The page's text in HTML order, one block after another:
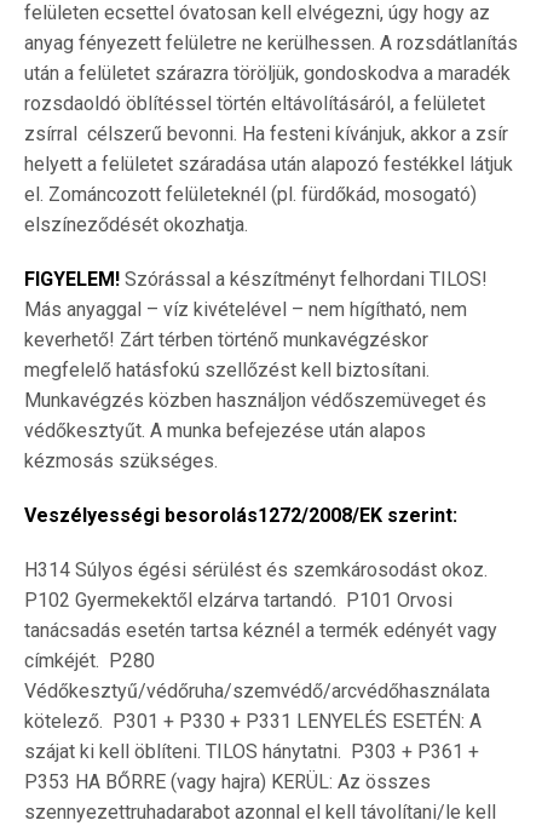
felületen ecsettel óvatosan kell elvégezni, úgy hogy az
anyag fényezett felületre ne kerülhessen. A rozsdátlanítás
után a felületet szárazra töröljük, gondoskodva a maradék
rozsdaoldó öblítéssel történ eltávolításáról, a felületet
zsírral célszerű bevonni. Ha festeni kívánjuk, akkor a zsír
helyett a felületet száradása után alapozó festékkel látjuk
el. Zománcozott felületeknél (pl. fürdőkád, mosogató)
elszíneződését okozhatja.
FIGYELEM! Szórással a készítményt felhordani TILOS!
Más anyaggal – víz kivételével – nem hígítható, nem
keverhető! Zárt térben történő munkavégzéskor
megfelelő hatásfokú szellőzést kell biztosítani.
Munkavégzés közben használjon védőszemüveget és
védőkesztyűt. A munka befejezése után alapos
kézmosás szükséges.
Veszélyességi besorolás1272/2008/EK szerint:
H314 Súlyos égési sérülést és szemkárosodást okoz. 
P102 Gyermekektől elzárva tartandó.  P101 Orvosi
tanácsadás esetén tartsa kéznél a termék edényét vagy
címkéjét.  P280
Védőkesztyű/védőruha/szemvédő/arcvédőhasználata
kötelező.  P301 + P330 + P331 LENYELÉS ESETÉN: A
szájat ki kell öblíteni. TILOS hánytatni.  P303 + P361 +
P353 HA BŐRRE (vagy hajra) KERÜL: Az összes
szennyezettruhadarabot azonnal el kell távolítani/le kell